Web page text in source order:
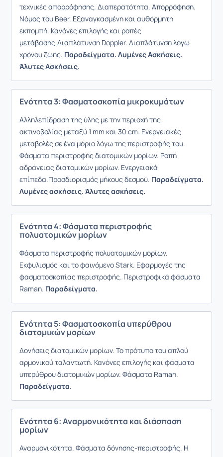
τεχνικές απορρόφησης. Διαπερατότητα. Απορρόφηση.
Νόμος του Beer. Εξαναγκασμένη και αυθόρμητη
εκπομπή. Κανόνες επιλογής και ροπές
μετάβασης.Διαπλάτυνση Doppler. Διαπλάτυνση λόγω
χρόνου ζωής. Παραδείγματα. Λυμένες Ασκήσεις.
Άλυτες Ασκήσεις.
Ενότητα 3: Φασματοσκοπία μικροκυμάτων
Αλληλεπίδραση της ύλης με την περιοχή της
ακτινοβολίας μεταξύ 1 mm και 30 cm. Ενεργειακές
μεταβολές σε ένα μόριο λόγω της περιστροφής του.
Φάσματα περιστροφής διατομικών μορίων. Ροπή
αδράνειας διατομικών μορίων. Ενεργειακά
επίπεδα.Προσδιορισμός μήκους δεσμού. Παραδείγματα.
Λυμένες ασκήσεις. Άλυτες ασκήσεις.
Ενότητα 4: Φάσματα περιστροφής
πολυατομικών μορίων
Φάσματα περιστροφής πολυατομικών μορίων.
Εκφυλισμός και το φαινόμενο Stark. Εφαρμογές της
φασματοσκοπίας περιστροφής. Περιστροφικά φάσματα
Raman. Παραδείγματα.
Ενότητα 5: Φασματοσκοπία υπερύθρου
διατομικών μορίων
Δονήσεις διατομικών μορίων. Το πρότυπο του απλού
αρμονικού ταλαντωτή. Κανόνες επιλογής και φάσματα
υπερύθρου διατομικών μορίων. Φάσματα Raman.
Παραδείγματα.
Ενότητα 6: Αναρμονικότητα και διάσπαση
μορίων
Αναρμονικότητα. Φάσματα δόνησης-περιστροφής. Η